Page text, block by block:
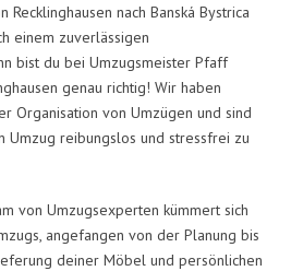
nach Banská Bystrica
einem zuverlässigen
bist du bei Umzugsmeister Pfaff
genau richtig! Wir haben
Organisation von Umzügen und sind
Umzug reibungslos und stressfrei zu
von Umzugsexperten kümmert sich
angefangen von der Planung bis
deiner Möbel und persönlichen